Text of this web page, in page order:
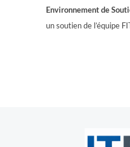
Environnement de
un soutien de l’équipe